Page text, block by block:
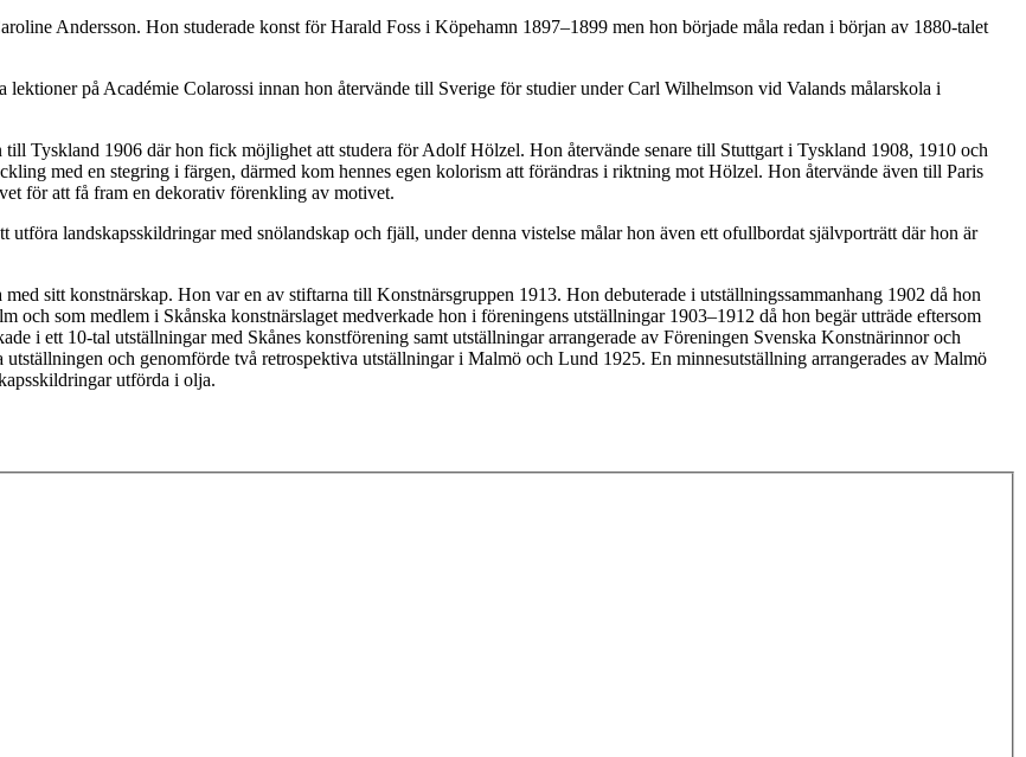
Andersson. Hon studerade konst för Harald Foss i Köpehamn 1897–1899 men hon började måla redan i början av 1880-talet
lektioner på Académie Colarossi innan hon återvände till Sverige för studier under Carl Wilhelmson vid Valands målarskola i
till Tyskland 1906 där hon fick möjlighet att studera för Adolf Hölzel. Hon återvände senare till Stuttgart i Tyskland 1908, 1910 och
med en stegring i färgen, därmed kom hennes egen kolorism att förändras i riktning mot Hölzel. Hon återvände även till Paris
för att få fram en dekorativ förenkling av motivet.
utföra landskapsskildringar med snölandskap och fjäll, under denna vistelse målar hon även ett ofullbordat självporträtt där hon är
sitt konstnärskap. Hon var en av stiftarna till Konstnärsgruppen 1913. Hon debuterade i utställningssammanhang 1902 då hon
och som medlem i Skånska konstnärslaget medverkade hon i föreningens utställningar 1903–1912 då hon begär utträde eftersom
i ett 10-tal utställningar med Skånes konstförening samt utställningar arrangerade av Föreningen Svenska Konstnärinnor och
och genomförde två retrospektiva utställningar i Malmö och Lund 1925. En minnesutställning arrangerades av Malmö
utförda i olja.